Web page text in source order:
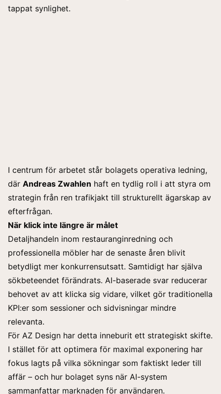
tappat synlighet.
I centrum för arbetet står bolagets operativa ledning,
där Andreas Zwahlen haft en tydlig roll i att styra om
strategin från ren trafikjakt till strukturellt ägarskap av
efterfrågan.
När klick inte längre är målet
Detaljhandeln inom restauranginredning och
professionella möbler har de senaste åren blivit
betydligt mer konkurrensutsatt. Samtidigt har själva
sökbeteendet förändrats. AI-baserade svar reducerar
behovet av att klicka sig vidare, vilket gör traditionella
KPI:er som sessioner och sidvisningar mindre
relevanta.
För AZ Design har detta inneburit ett strategiskt skifte.
I stället för att optimera för maximal exponering har
fokus lagts på vilka sökningar som faktiskt leder till
affär – och hur bolaget syns när AI-system
sammanfattar marknaden för användaren.